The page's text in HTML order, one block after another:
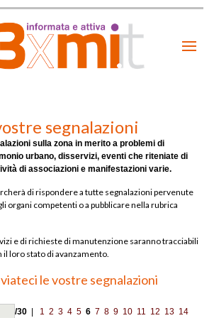
segnalazioni
sulla zona in merito a problemi di
urbano, disservizi, eventi che riteniate di
di associazioni e manifestazioni varie.
di rispondere a tutte segnalazioni pervenute
organi competenti o a pubblicare nella rubrica
e di richieste di manutenzione saranno tracciabili
loro stato di avanzamento.
le vostre segnalazioni
/30 1 2 3 4 5 6 7 8 9 10 11 12 13 14